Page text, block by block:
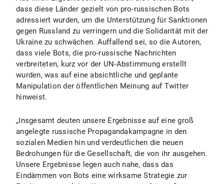
dass diese Länder gezielt von pro-russischen Bots
adressiert wurden, um die Unterstützung für Sanktionen
gegen Russland zu verringern und die Solidarität mit der
Ukraine zu schwächen. Auffallend sei, so die Autoren,
dass viele Bots, die pro-russische Nachrichten
verbreiteten, kurz vor der UN-Abstimmung erstellt
wurden, was auf eine absichtliche und geplante
Manipulation der öffentlichen Meinung auf Twitter
hinweist.
„Insgesamt deuten unsere Ergebnisse auf eine groß
angelegte russische Propagandakampagne in den
sozialen Medien hin und verdeutlichen die neuen
Bedrohungen für die Gesellschaft, die von ihr ausgehen.
Unsere Ergebnisse legen auch nahe, dass das
Eindämmen von Bots eine wirksame Strategie zur